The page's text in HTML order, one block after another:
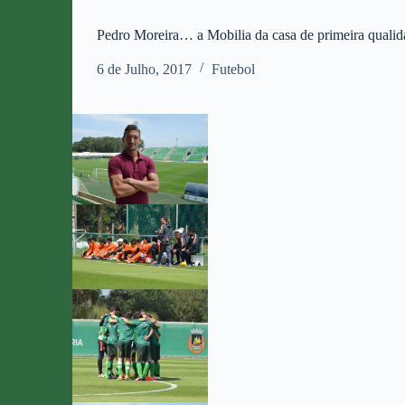
Pedro Moreira… a Mobilia da casa de primeira
6 de Julho, 2017 Futebol